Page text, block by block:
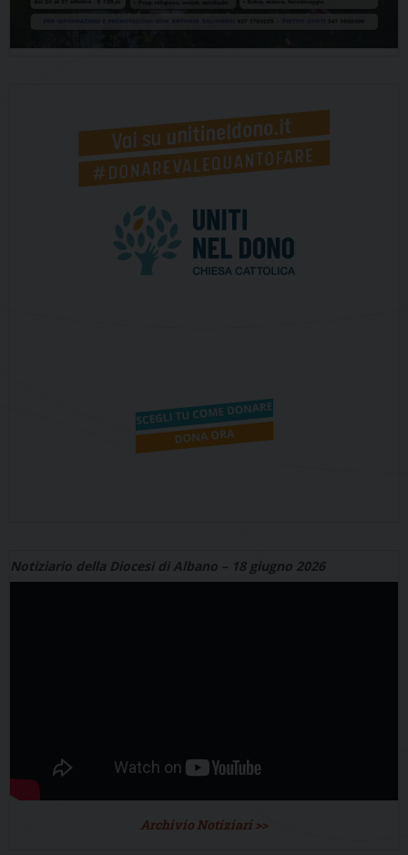
Notiziario della Diocesi di Albano – 18 giugno 2026
Archivio Notiziari >>